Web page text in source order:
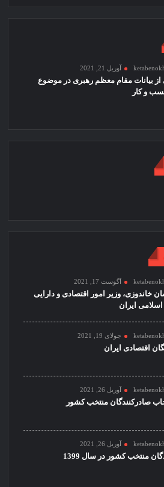
آوریل 21, 2021
از بیانات مقام معظم رهبری در موضوع
و کار
آگوست 17, 2021
خاندوزی، وزیر امور اقتصادی و دارایی
ایران
جولای 19, 2021
اقتصادی ایران
آوریل 26, 2021
صادرکنندگان منتخب کشور
آوریل 26, 2021
منتخب کشور در سال 1399